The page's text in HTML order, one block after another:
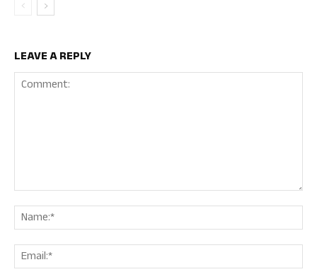
LEAVE A REPLY
Comment: